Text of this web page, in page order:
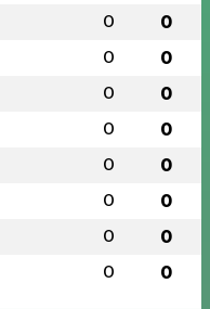
0 0
0 0
0 0
0 0
0 0
0 0
0 0
0 0